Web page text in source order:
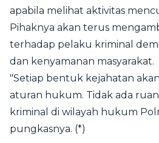
apabila melihat aktivitas
Pihaknya akan terus
terhadap pelaku kriminal
dan kenyamanan masyarakat.
"Setiap bentuk kejahatan
aturan hukum. Tidak ada
kriminal di wilayah hukum
pungkasnya. (*)